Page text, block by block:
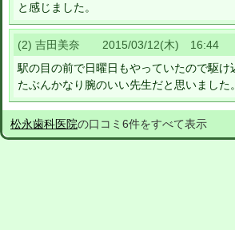
と感じました。
(2) 吉田美奈 2015/03/12(木) 16:44
駅の目の前で日曜日もやっていたので駆け
たぶんかなり腕のいい先生だと思いました。
松永歯科医院の口コミ6件をすべて表示